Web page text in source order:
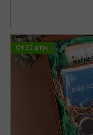
От 30 штук